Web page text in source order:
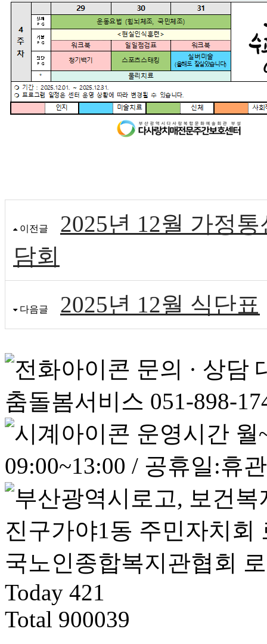
이전글
2025년 12월 가정
담회
다음글 2025년 12월 식단표
문의 · 상담
춤돌봄서비스 051-898-
운영시간 월
09:00~13:00 / 공휴일:휴관
Today 421
Total 900039